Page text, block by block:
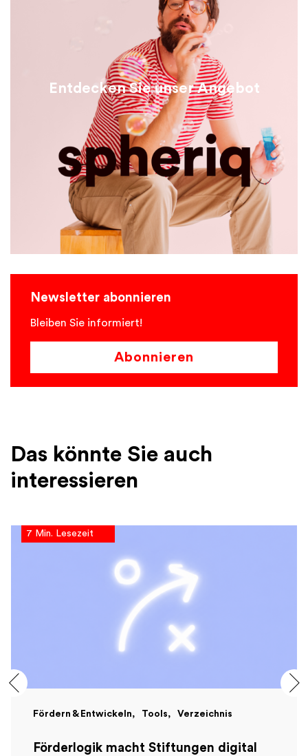
Entdecken Sie unser Angebot
Newsletter abonnieren
Bleiben Sie informiert!
Abonnieren
Das könnte Sie auch
interessieren
7 Min. Lesezeit
Fördern & Entwickeln Tools Verzeichnis
Förderlogik macht Stiftungen digital